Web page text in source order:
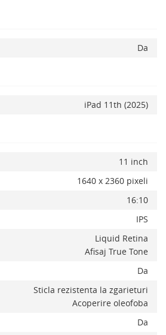
Da
iPad 11th (2025)
11 inch
1640 x 2360 pixeli
16:10
IPS
Liquid Retina
Afisaj True Tone
Da
Sticla rezistenta la zgarieturi
Acoperire oleofoba
Da